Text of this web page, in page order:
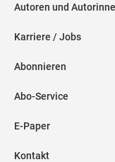
Autoren und
Karriere / Jobs
Abonnieren
Abo-Service
E-Paper
Kontakt